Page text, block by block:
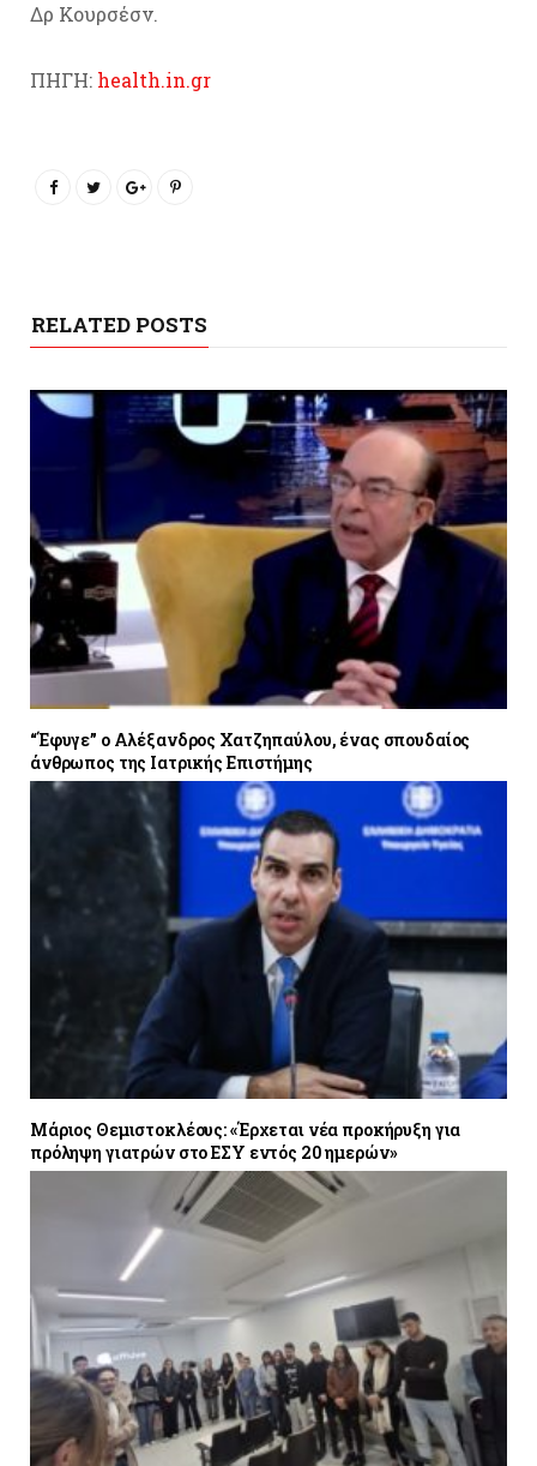
Δρ Κουρσέσν.
ΠΗΓΗ: health.in.gr
RELATED POSTS
“Έφυγε” ο Αλέξανδρος Χατζηπαύλου, ένας σπουδαίος
άνθρωπος της Ιατρικής Επιστήμης
Μάριος Θεμιστοκλέους: «Έρχεται νέα προκήρυξη για
πρόληψη γιατρών στο ΕΣΥ εντός 20 ημερών»